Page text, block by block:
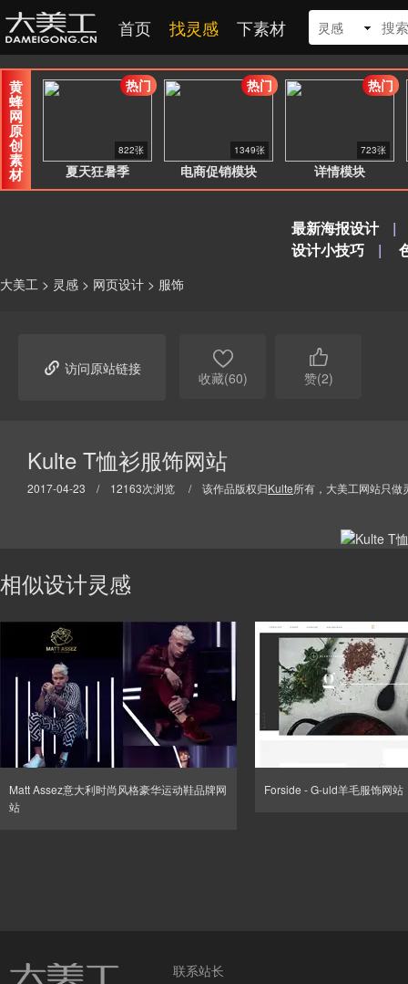
首页 找灵感 下素材 灵感
黄
蜂
网
原
创
素
材 夏天狂暑季
822张
热门
电商促销模块
1349张
热门
详情模块
723张
热门
最新海报设计
|
设计小技巧
|
大美工 > 灵感 > 网页设计 > 服饰
 访问原站链接 
收藏(60)

赞(2)
Kulte T恤衫服饰网站
2017-04-23 / 12163次浏览 / 该作品版权归Kulte所有，大美工网站只
相似设计灵感
Matt Assez意大利时尚风格豪华运动鞋品牌网
站
Forside - G-uld羊毛服饰网站
联系站长